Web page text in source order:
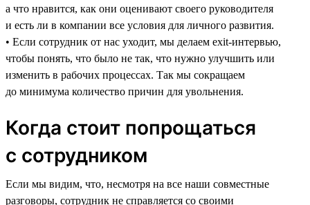
а что нравится, как они оценивают своего руководителя
и есть ли в компании все условия для личного развития.
• Если сотрудник от нас уходит, мы делаем exit-интервью,
чтобы понять, что было не так, что нужно улучшить или
изменить в рабочих процессах. Так мы сокращаем
до минимума количество причин для увольнения.
Когда стоит попрощаться
с сотрудником
Если мы видим, что, несмотря на все наши совместные
разговоры, сотрудник не справляется со своими